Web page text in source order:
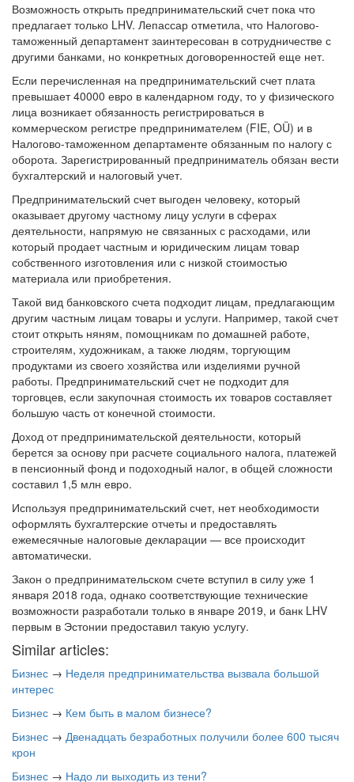
Возможность открыть предпринимательский счет пока что
предлагает только LHV. Лепассар отметила, что Налогово-
таможенный департамент заинтересован в сотрудничестве с
другими банками, но конкретных договоренностей еще нет.
Если перечисленная на предпринимательский счет плата
превышает 40000 евро в календарном году, то у физического
лица возникает обязанность регистрироваться в
коммерческом регистре предпринимателем (FIE, OÜ) и в
Налогово-таможенном департаменте обязанным по налогу с
оборота. Зарегистрированный предприниматель обязан вести
бухгалтерский и налоговый учет.
Предпринимательский счет выгоден человеку, который
оказывает другому частному лицу услуги в сферах
деятельности, напрямую не связанных с расходами, или
который продает частным и юридическим лицам товар
собственного изготовления или с низкой стоимостью
материала или приобретения.
Такой вид банковского счета подходит лицам, предлагающим
другим частным лицам товары и услуги. Например, такой счет
стоит открыть няням, помощникам по домашней работе,
строителям, художникам, а также людям, торгующим
продуктами из своего хозяйства или изделиями ручной
работы. Предпринимательский счет не подходит для
торговцев, если закупочная стоимость их товаров составляет
большую часть от конечной стоимости.
Доход от предпринимательской деятельности, который
берется за основу при расчете социального налога, платежей
в пенсионный фонд и подоходный налог, в общей сложности
составил 1,5 млн евро.
Используя предпринимательский счет, нет необходимости
оформлять бухгалтерские отчеты и предоставлять
ежемесячные налоговые декларации — все происходит
автоматически.
Закон о предпринимательском счете вступил в силу уже 1
января 2018 года, однако соответствующие технические
возможности разработали только в январе 2019, и банк LHV
первым в Эстонии предоставил такую услугу.
Similar articles:
Бизнес → Неделя предпринимательства вызвала большой
интерес
Бизнес → Кем быть в малом бизнесе?
Бизнес → Двенадцать безработных получили более 600 тысяч
крон
Бизнес → Надо ли выходить из тени?